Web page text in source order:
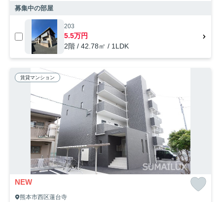
募集中の部屋
203
5.5万円
2階 / 42.78㎡ / 1LDK
賃貸マンション
NEW
熊本市西区蓮台寺